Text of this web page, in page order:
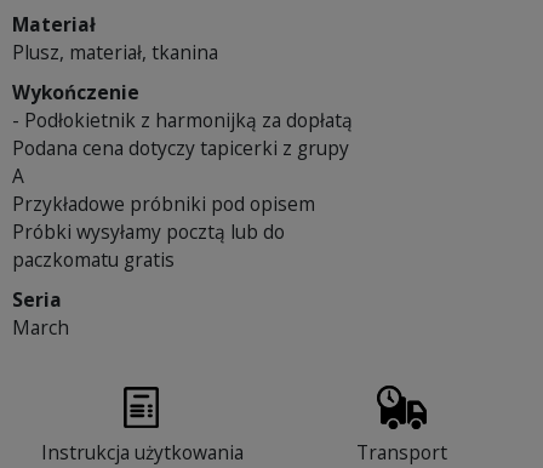
Materiał
Plusz, materiał, tkanina
Wykończenie
- Podłokietnik z harmonijką za dopłatą
Podana cena dotyczy tapicerki z grupy
A
Przykładowe próbniki pod opisem
Próbki wysyłamy pocztą lub do
paczkomatu gratis
Seria
March
Instrukcja użytkowania Transport